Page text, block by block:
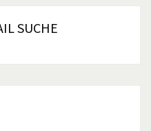
SUCHE